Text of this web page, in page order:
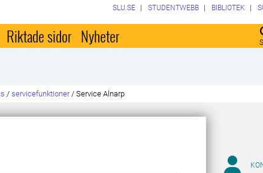
SLU.SE STUDENTWEBB BIBLIOTEK
Riktade sidor Nyheter
/ servicefunktioner / Service Alnarp